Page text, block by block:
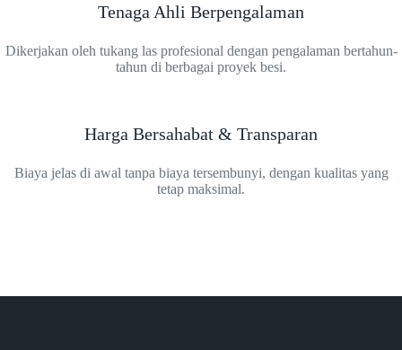
Tenaga Ahli Berpengalaman
Dikerjakan oleh tukang las profesional dengan pengalaman bertahun-
tahun di berbagai proyek besi.
Harga Bersahabat & Transparan
Biaya jelas di awal tanpa biaya tersembunyi, dengan kualitas yang
tetap maksimal.